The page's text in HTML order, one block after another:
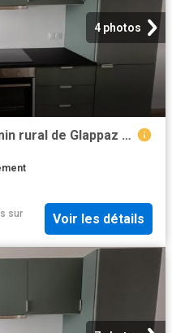
4 photos
Location Appartement Chemin rural de Glappaz au Milieu, Habère Lullin
sur
Voir les détails